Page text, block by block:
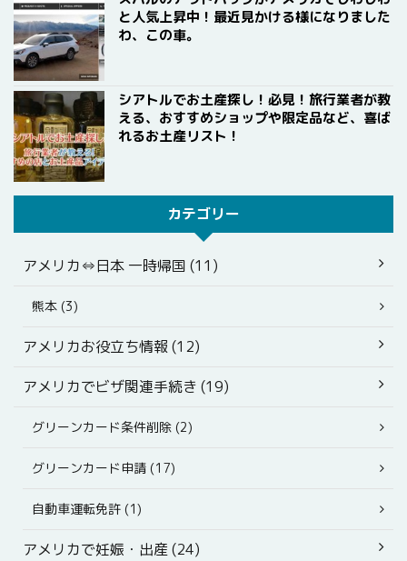
と人気上昇中！最近見かける様になりました
わ、この車。
シアトルでお土産探し！必見！旅行業者が教
える、おすすめショップや限定品など、喜ば
れるお土産リスト！
カテゴリー
アメリカ⇔日本 一時帰国 (11)
熊本 (3)
アメリカお役立ち情報 (12)
アメリカでビザ関連手続き (19)
グリーンカード条件削除 (2)
グリーンカード申請 (17)
自動車運転免許 (1)
アメリカで妊娠・出産 (24)